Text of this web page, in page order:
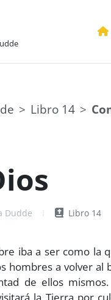
Libro 14
Dudde Libro 14
iba a ser como
hombres a volver
de ellos
la Tierra por